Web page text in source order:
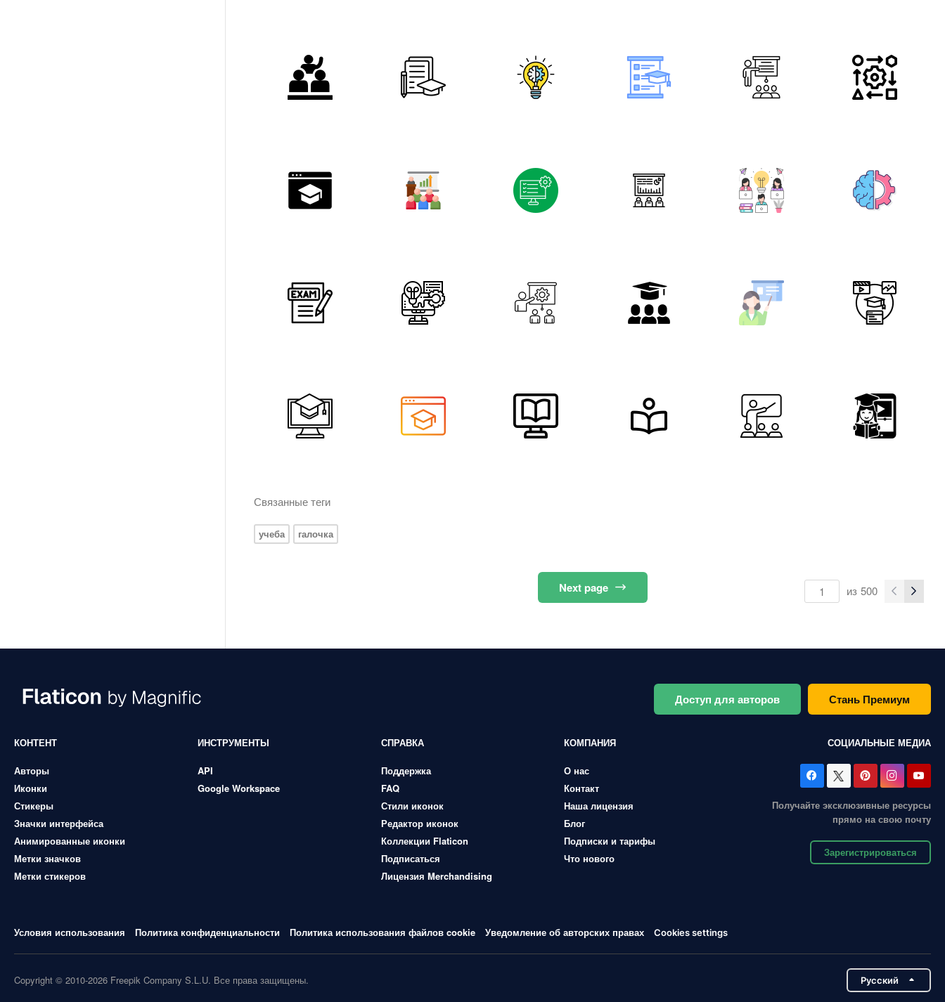
Связанные теги
учеба галочка
Nextpage из 500
Доступ для авторов Стань Премиум
КОНТЕНТ
Авторы
Иконки
Стикеры
Значки интерфейса
Анимированные иконки
Метки значков
Метки стикеров
ИНСТРУМЕНТЫ
API
Google Workspace
СПРАВКА
Поддержка
FAQ
Стили иконок
Редактор иконок
Коллекции Flaticon
Подписаться
Лицензия Merchandising
КОМПАНИЯ
О нас
Контакт
Наша лицензия
Блог
Подписки и тарифы
Что нового
СОЦИАЛЬНЫЕ МЕДИА
Получайте эксклюзивные ресурсы
прямо на свою почту
Зарегистрироваться
Условия использования Политика конфиденциальности Политика использования файлов cookie Уведомление об авторских правах Cookies settings
Copyright © 2010-2026 Freepik Company S.L.U. Все права защищены. Pусский